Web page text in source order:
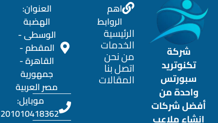
شركة
تكنوتريد
سبورتس
واحدة من
أفضل شركات
انشاء ملاعب
اهم
الروابط
الرئيسية
الخدمات
من نحن
اتصل بنا
المقالات
العنوان:
الهضبة
الوسطى -
المقطم -
القاهرة -
جمهورية
مصر العربية
موبايل:
201010418362+